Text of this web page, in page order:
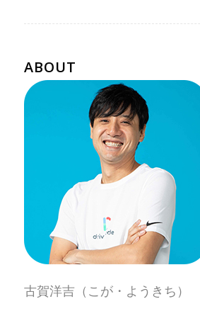
ABOUT
古賀洋吉（こが・ようきち）